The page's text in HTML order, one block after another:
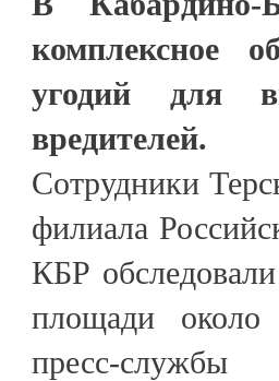
комплексное
угодий для
вредителей.
Сотрудники
филиала
КБР
площади
пресс-службы